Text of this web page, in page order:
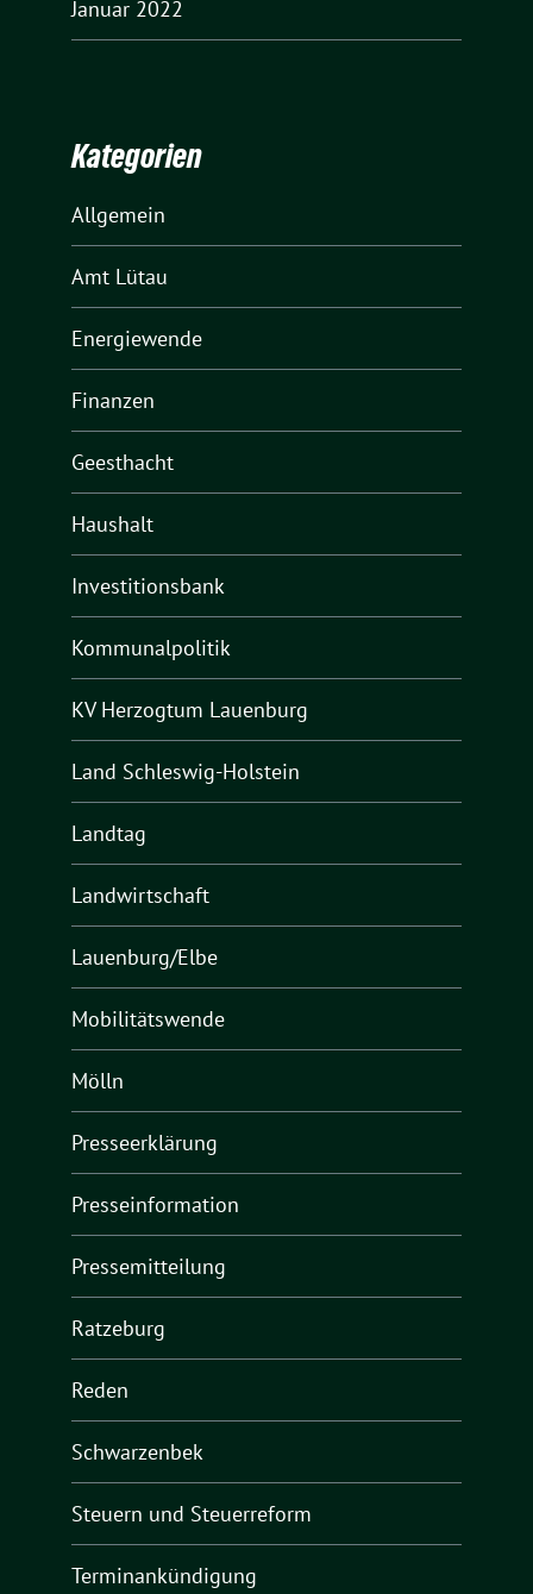
Januar 2022
Kategorien
Allgemein
Amt Lütau
Energiewende
Finanzen
Geesthacht
Haushalt
Investitionsbank
Kommunalpolitik
KV Herzogtum Lauenburg
Land Schleswig-Holstein
Landtag
Landwirtschaft
Lauenburg/Elbe
Mobilitätswende
Mölln
Presseerklärung
Presseinformation
Pressemitteilung
Ratzeburg
Reden
Schwarzenbek
Steuern und Steuerreform
Terminankündigung